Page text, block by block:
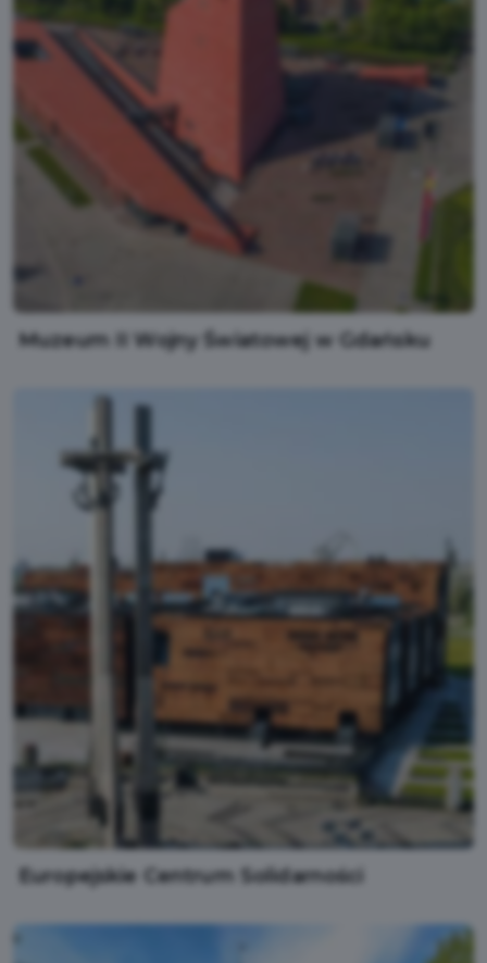
Muzeum II Wojny Światowej w Gdańsku
Europejskie Centrum Solidarności